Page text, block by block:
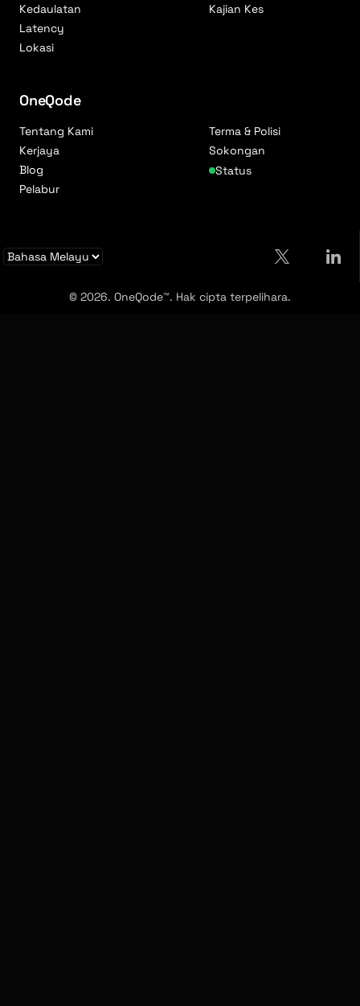
Kedaulatan
Latency
Lokasi
Kajian Kes
OneQode
Tentang Kami
Kerjaya
Blog
Pelabur
Terma & Polisi
Sokongan
Status
© 2026. OneQode™. Hak cipta terpelihara.